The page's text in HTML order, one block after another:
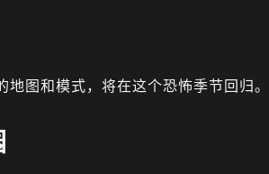
地图和模式，将在这个恐怖季节回归